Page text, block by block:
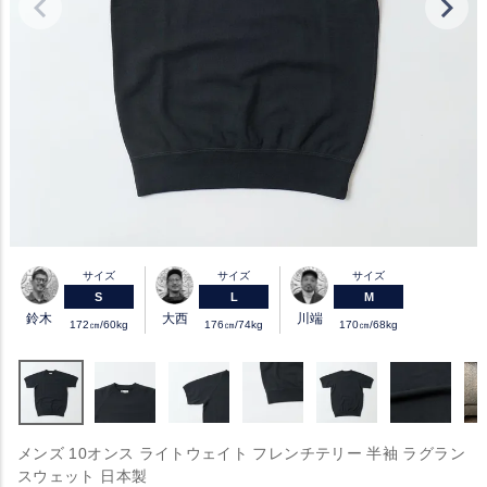
鈴木
サイズ
S
172㎝/60kg 大西
サイズ
L
176㎝/74kg 川端
サイズ
M
170㎝/68kg
メンズ 10オンス ライトウェイト フレンチテリー 半袖 ラグラン
スウェット 日本製